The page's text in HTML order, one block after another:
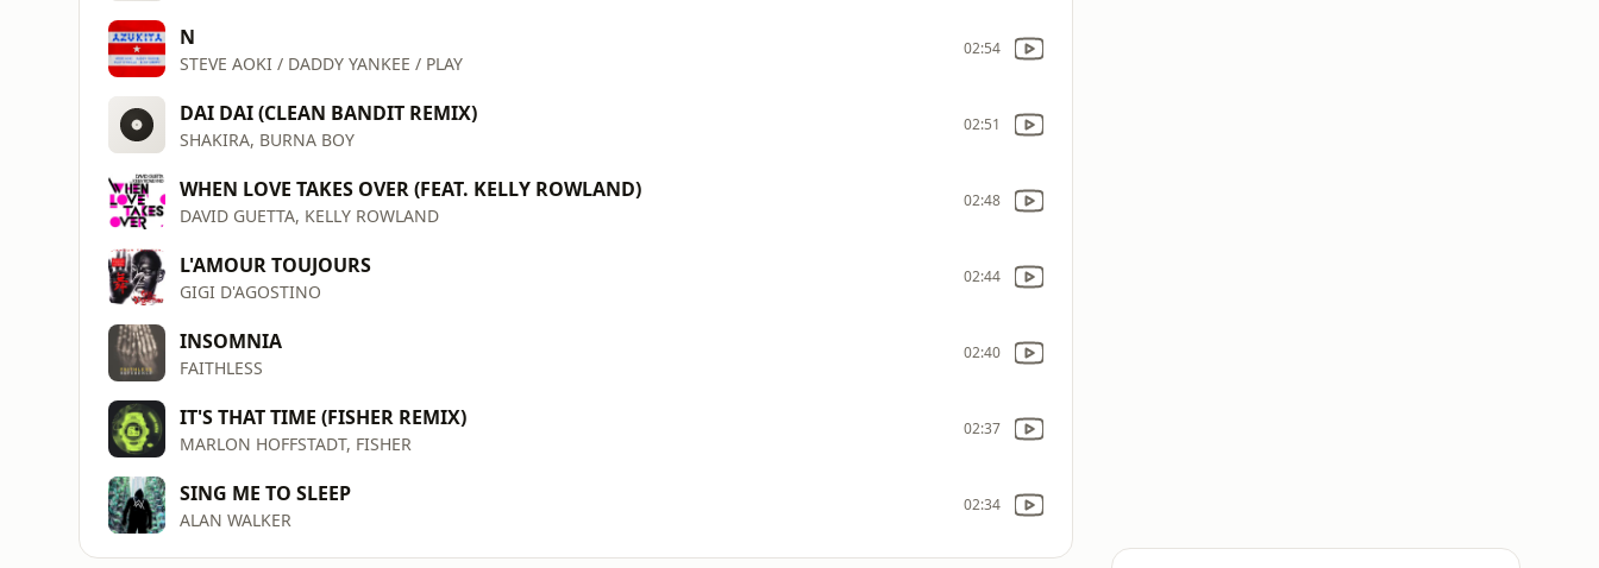
N
STEVE AOKI / DADDY YANKEE / PLAY
02:54
DAI DAI (CLEAN BANDIT REMIX)
SHAKIRA, BURNA BOY
02:51
WHEN LOVE TAKES OVER (FEAT. KELLY ROWLAND)
DAVID GUETTA, KELLY ROWLAND
02:48
L'AMOUR TOUJOURS
GIGI D'AGOSTINO
02:44
INSOMNIA
FAITHLESS
02:40
IT'S THAT TIME (FISHER REMIX)
MARLON HOFFSTADT, FISHER
02:37
SING ME TO SLEEP
ALAN WALKER
02:34